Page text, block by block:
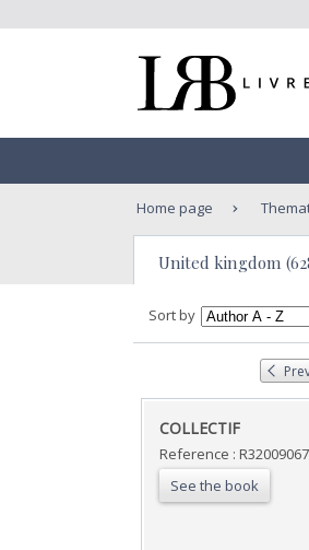
Home page
United kingdom
Sort by
‎COLLECTIF‎
Reference :
See the book